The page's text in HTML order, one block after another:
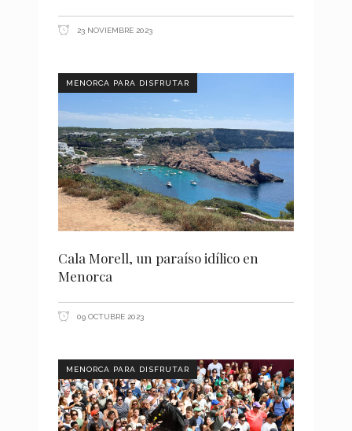
23 NOVIEMBRE 2023
MENORCA PARA DISFRUTAR
Cala Morell, un paraíso idílico en
Menorca
09 OCTUBRE 2023
MENORCA PARA DISFRUTAR